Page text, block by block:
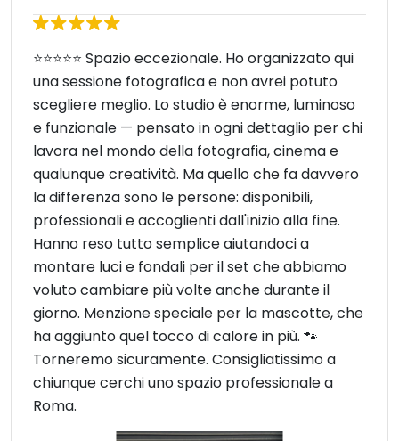
⭐️⭐️⭐️⭐️⭐️ Spazio eccezionale. Ho organizzato qui
una sessione fotografica e non avrei potuto
scegliere meglio. Lo studio è enorme, luminoso
e funzionale — pensato in ogni dettaglio per chi
lavora nel mondo della fotografia, cinema e
qualunque creatività. Ma quello che fa davvero
la differenza sono le persone: disponibili,
professionali e accoglienti dall'inizio alla fine.
Hanno reso tutto semplice aiutandoci a
montare luci e fondali per il set che abbiamo
voluto cambiare più volte anche durante il
giorno. Menzione speciale per la mascotte, che
ha aggiunto quel tocco di calore in più. 🐾
Torneremo sicuramente. Consigliatissimo a
chiunque cerchi uno spazio professionale a
Roma.